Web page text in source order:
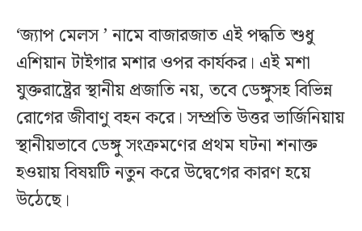
‘জ্যাপ মেলস ’ নামে বাজারজাত এই পদ্ধতি শুধু
এশিয়ান টাইগার মশার ওপর কার্যকর। এই মশা
যুক্তরাষ্ট্রের স্থানীয় প্রজাতি নয়, তবে ডেঙ্গুসহ বিভিন্ন
রোগের জীবাণু বহন করে। সম্প্রতি উত্তর ভার্জিনিয়ায়
স্থানীয়ভাবে ডেঙ্গু সংক্রমণের প্রথম ঘটনা শনাক্ত
হওয়ায় বিষয়টি নতুন করে উদ্বেগের কারণ হয়ে
উঠেছে।